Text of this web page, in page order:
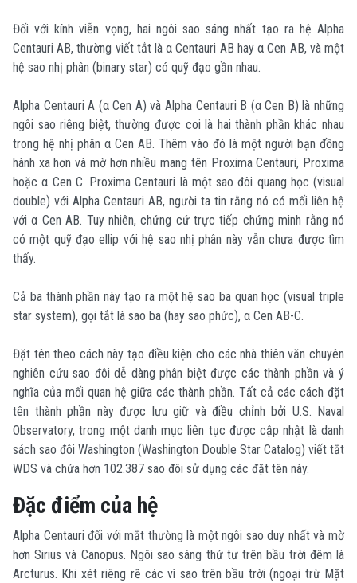
Đối với kính viễn vọng, hai ngôi sao sáng nhất tạo ra hệ Alpha
Centauri AB, thường viết tắt là α Centauri AB hay α Cen AB, và một
hệ sao nhị phân (binary star) có quỹ đạo gần nhau.
Alpha Centauri A (α Cen A) và Alpha Centauri B (α Cen B) là những
ngôi sao riêng biệt, thường được coi là hai thành phần khác nhau
trong hệ nhị phân α Cen AB. Thêm vào đó là một người bạn đồng
hành xa hơn và mờ hơn nhiều mang tên Proxima Centauri, Proxima
hoặc α Cen C. Proxima Centauri là một sao đôi quang học (visual
double) với Alpha Centauri AB, người ta tin rằng nó có mối liên hệ
với α Cen AB. Tuy nhiên, chứng cứ trực tiếp chứng minh rằng nó
có một quỹ đạo ellip với hệ sao nhị phân này vẫn chưa được tìm
thấy.
Cả ba thành phần này tạo ra một hệ sao ba quan học (visual triple
star system), gọi tắt là sao ba (hay sao phức), α Cen AB-C.
Đặt tên theo cách này tạo điều kiện cho các nhà thiên văn chuyên
nghiên cứu sao đôi dễ dàng phân biệt được các thành phần và ý
nghĩa của mối quan hệ giữa các thành phần. Tất cả các cách đặt
tên thành phần này được lưu giữ và điều chỉnh bởi U.S. Naval
Observatory, trong một danh mục liên tục được cập nhật là danh
sách sao đôi Washington (Washington Double Star Catalog) viết tắt
WDS và chứa hơn 102.387 sao đôi sử dụng các đặt tên này.
Đặc điểm của hệ
Alpha Centauri đối với mắt thường là một ngôi sao duy nhất và mờ
hơn Sirius và Canopus. Ngôi sao sáng thứ tư trên bầu trời đêm là
Arcturus. Khi xét riêng rẽ các vì sao trên bầu trời (ngoại trừ Mặt